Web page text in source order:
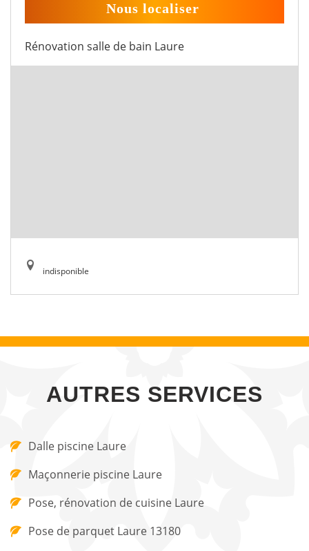
Nous localiser
Rénovation salle de bain Laure
indisponible
AUTRES SERVICES
Dalle piscine Laure
Maçonnerie piscine Laure
Pose, rénovation de cuisine Laure
Pose de parquet Laure 13180